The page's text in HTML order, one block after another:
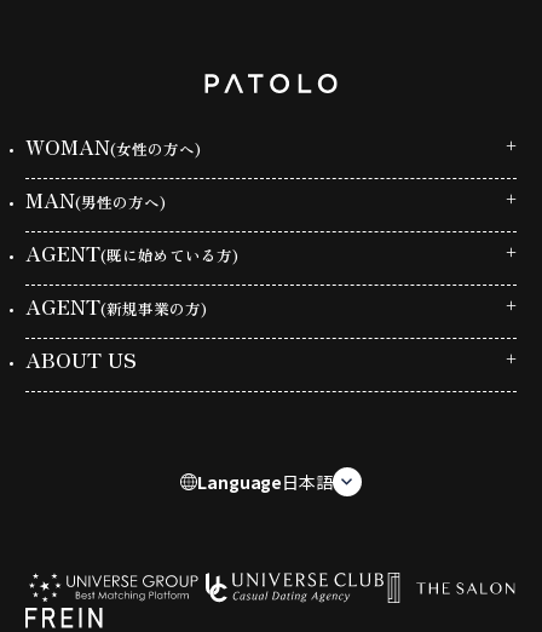
WOMAN(女性の方へ)
MAN(男性の方へ)
AGENT(既に始めている方)
AGENT(新規事業の方)
ABOUT US
Language日本語